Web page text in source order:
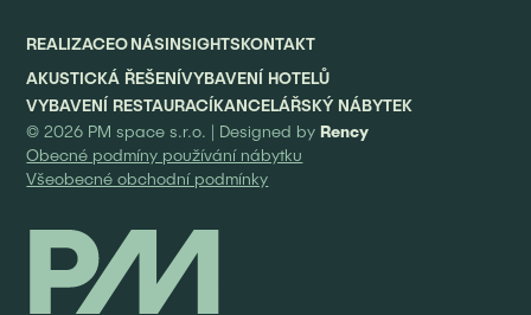
REALIZACEO NÁS INSIGHTS KONTAKT
AKUSTICKÁ ŘEŠENÍVYBAVENÍ HOTELŮ
VYBAVENÍ RESTAURACÍ KANCELÁŘSKÝ NÁBYTEK
Všeobecné obchodní podmínky
Obecné podmíny používání nábytku
© 2026 PM space s.r.o. | Designed by Rency